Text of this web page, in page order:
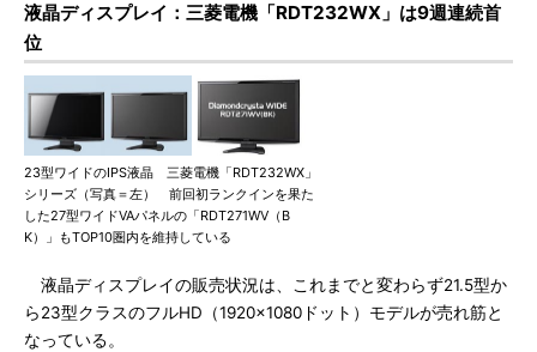
液晶ディスプレイ：三菱電機「RDT232WX」は9週連続首
位
23型ワイドのIPS液晶 三菱電機「RDT232WX」
シリーズ（写真＝左） 前回初ランクインを果た
した27型ワイドVAパネルの「RDT271WV（B
K）」もTOP10圏内を維持している
液晶ディスプレイの販売状況は、これまでと変わらず21.5型か
ら23型クラスのフルHD（1920×1080ドット）モデルが売れ筋と
なっている。